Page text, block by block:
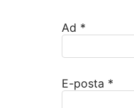
Ad *
E-posta *